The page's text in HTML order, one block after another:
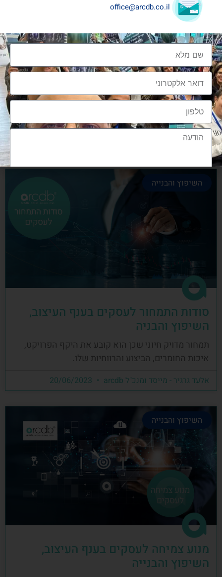
שיתופי פעולה בענף העיצוב והבניה
שיתופי פעולה בענף העיצוב והבניה הם מתכון הכרחי
להצלחה, לנו בארכדיבי יש את הניסיון והיכולת
אלעד גרגיר - מייסד ומנכ"ל arcdb
השיפוץ והבנייה
סודות התמחור לעסקים בענף העיצוב,
השיפוץ והבניה
תמחור מדויק חיוני שכן הוא קובע את היקף הפרויקט,
איכות החומרים, הביצוע והרווחיות שלו.
אלעד גרגיר - מייסד ומנכ"ל arcdb
השיפוץ והבנייה
מנוע צמיחה לעסקים בענף העיצוב,
השיפוץ והבנייה
office@arcdb.co.il
הצטרפות לקהילה